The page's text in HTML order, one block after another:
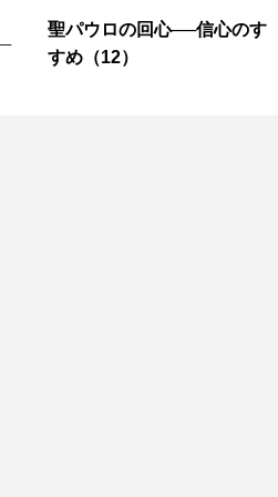
聖パウロの回心──信心のす
すめ（12）